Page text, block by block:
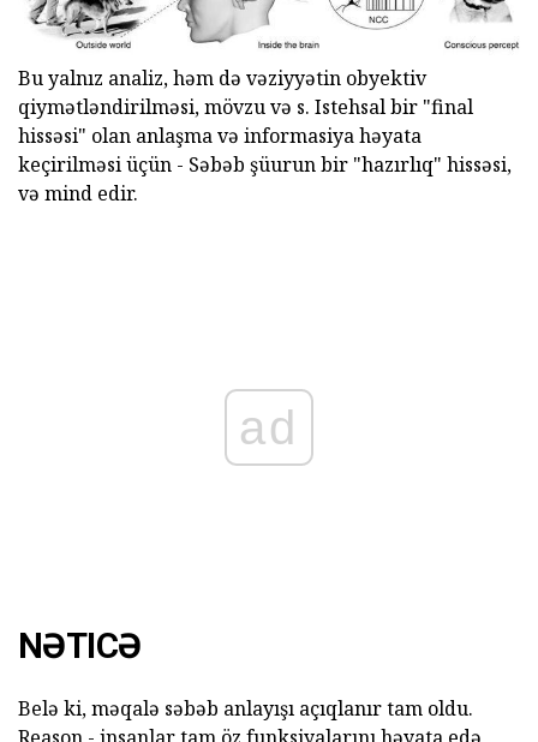
Bu yalnız analiz, həm də vəziyyətin obyektiv
qiymətləndirilməsi, mövzu və s. Istehsal bir "final
hissəsi" olan anlaşma və informasiya həyata
keçirilməsi üçün - Səbəb şüurun bir "hazırlıq" hissəsi,
və mind edir.
ad
NƏTICƏ
Belə ki, məqalə səbəb anlayışı açıqlanır tam oldu.